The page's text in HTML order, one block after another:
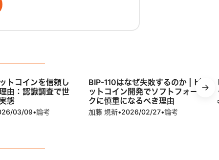
トコインを信頼し
由：認識調査で世
態
03/09•論考
BIP-110はなぜ失敗するのか | ビ
ットコイン開発でソフトフォー
クに慎重になるべき理由
加藤 規新•2026/02/27•論考